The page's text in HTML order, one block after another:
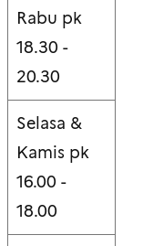
Rabu pk
18.30 -
20.30
Selasa &
Kamis pk
16.00 -
18.00